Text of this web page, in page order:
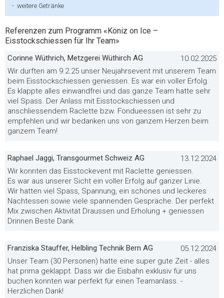
- weitere Getränke
Referenzen zum Programm «Köniz on Ice –
Eisstockschiessen für Ihr Team»
Corinne Wüthrich, Metzgerei Wüthirch AG
10.02.2025
Wir durften am 9.2.25 unser Neujahrsevent mit unserem Team
beim Eisstockschiessen geniessen. Es war ein voller Erfolg.
Es klappte alles einwandfrei und das ganze Team hatte sehr
viel Spass. Der Anlass mit Eisstockschiessen und
anschliessendem Raclette bzw. Fondueessen ist sehr zu
empfehlen und wir bedanken uns von ganzem Herzen beim
ganzem Team!
Raphael Jaggi, Transgourmet Schweiz AG
13.12.2024
Wir konnten das Eisstockevent mit Raclette geniessen.
Es war aus unserer Sicht ein voller Erfolg auf ganzer Linie.
Wir hatten viel Spass, Spannung, ein schönes und leckeres
Nachtessen sowie viele spannenden Gespräche. Der perfekt
Mix zwischen Aktivität Draussen und Erholung + geniessen
Drinnen Beste Dank
Franziska Stauffer, Helbling Technik Bern AG
05.12.2024
Unser Team (30 Personen) hatte eine super gute Zeit - alles
hat prima geklappt. Dass wir die Eisbahn exklusiv für uns
buchen konnten war perfekt für einen Teamanlass. -
Herzlichen Dank!